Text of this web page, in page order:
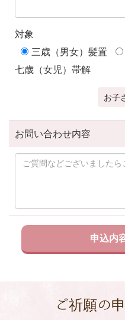
対象
三歳（男女）髪置
七歳（女児）帯解
お子
お問い合わせ内容
ご祈願の